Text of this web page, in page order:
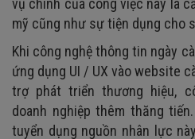
vụ chính của công việc này là
mỹ cũng như sự tiện dụng cho
Khi công nghệ thông tin ngày
ứng dụng UI / UX vào website
trợ phát triển thương hiệu,
doanh nghiệp thêm thăng
tuyển dụng nguồn nhân lực